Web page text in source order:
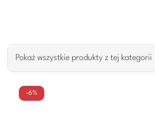
Pokaż wszystkie produkty z tej kategorii
-6%